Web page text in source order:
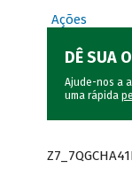
Ações
DÊ SUA
Ajude-nos a
uma rápida